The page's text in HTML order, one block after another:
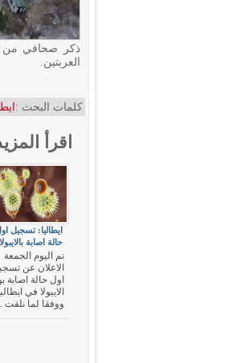
العربتين.
كلمات البحث :
اقرأ
ايطاليا: تسجيل
حالة اصابة بالايبولا
تم اليوم الجمعة
الاعلان عن
اول حالة اصابة
الايبولا في
ووفقا لما نلقت